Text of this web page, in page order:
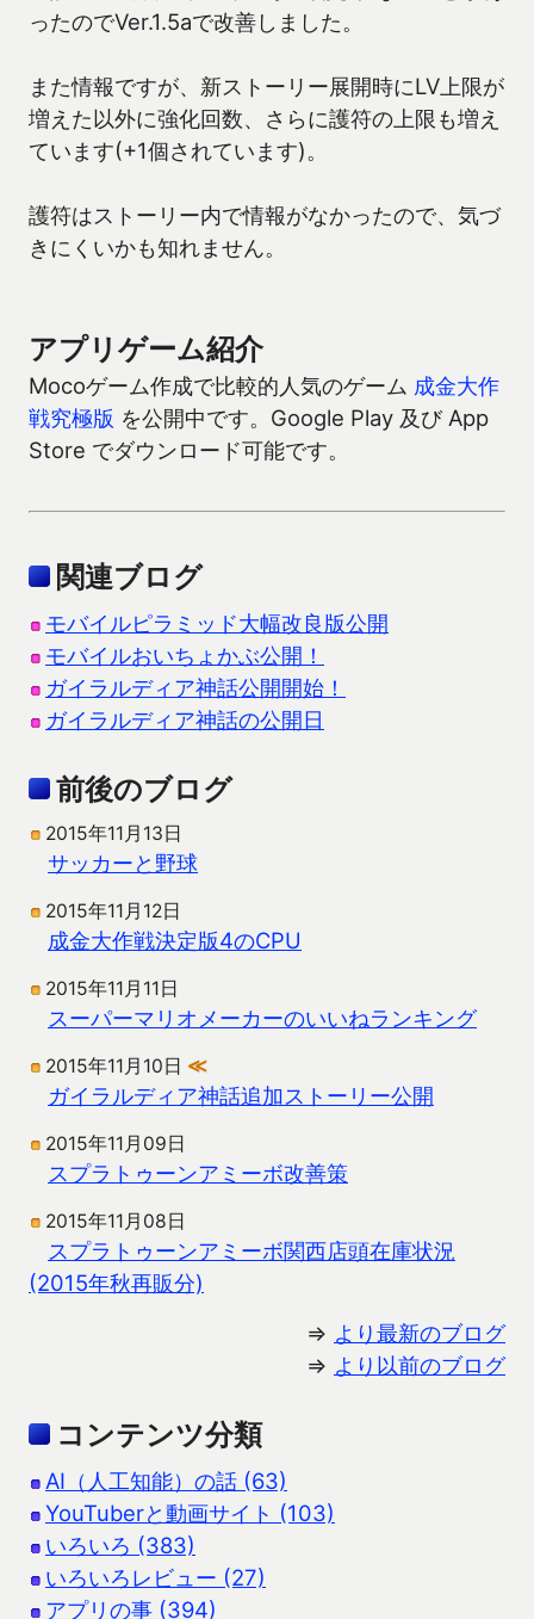
ったのでVer.1.5aで改善しました。
また情報ですが、新ストーリー展開時にLV上限が
増えた以外に強化回数、さらに護符の上限も増え
ています(+1個されています)。
護符はストーリー内で情報がなかったので、気づ
きにくいかも知れません。
アプリゲーム紹介
Mocoゲーム作成で比較的人気のゲーム 成金大作
戦究極版 を公開中です。Google Play 及び App
Store でダウンロード可能です。
関連ブログ
モバイルピラミッド大幅改良版公開
モバイルおいちょかぶ公開！
ガイラルディア神話公開開始！
ガイラルディア神話の公開日
前後のブログ
2015年11月13日
サッカーと野球
2015年11月12日
成金大作戦決定版4のCPU
2015年11月11日
スーパーマリオメーカーのいいねランキング
2015年11月10日 ≪
ガイラルディア神話追加ストーリー公開
2015年11月09日
スプラトゥーンアミーボ改善策
2015年11月08日
スプラトゥーンアミーボ関西店頭在庫状況
(2015年秋再販分)
⇒ より最新のブログ
⇒ より以前のブログ
コンテンツ分類
AI（人工知能）の話 (63)
YouTuberと動画サイト (103)
いろいろ (383)
いろいろレビュー (27)
アプリの事 (394)